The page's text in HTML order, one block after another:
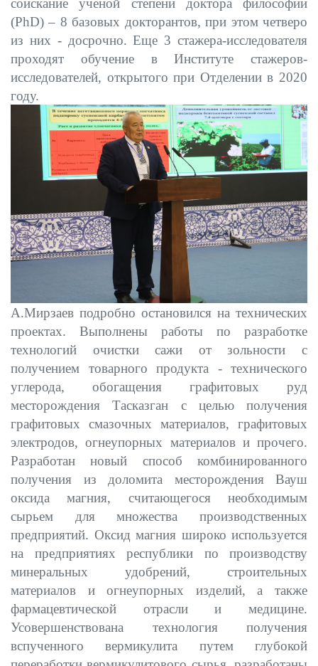
соискание ученой степени доктора философии
(PhD) – 8 базовых докторантов, при этом четверо
из них - досрочно. Еще 3 стажера-исследователя
проходят обучение в Институте стажеров-
исследователей, открытого при Отделении в 2020
году.
А.Мирзаев подробно остановился на технических
проектах. Выполнены работы по разработке
технологий очистки сажи от зольности с
получением товарного продукта - технического
углерода, обогащения графитовых руд
месторождения Тасказган с целью получения
графитовых смазочных материалов, графитовых
электродов, огнеупорных материалов и прочего.
Разработан новый способ комбинированного
получения из доломита месторождения Вауш
оксида магния, считающегося необходимым
сырьем для множества производственных
предприятий. Оксид магния широко используется
на предприятиях республики по производству
минеральных удобрений, строительных
материалов и огнеупорных изделий, а также
фармацевтической отрасли и медицине.
Усовершенствована технология получения
вспученного вермикулита путем глубокой